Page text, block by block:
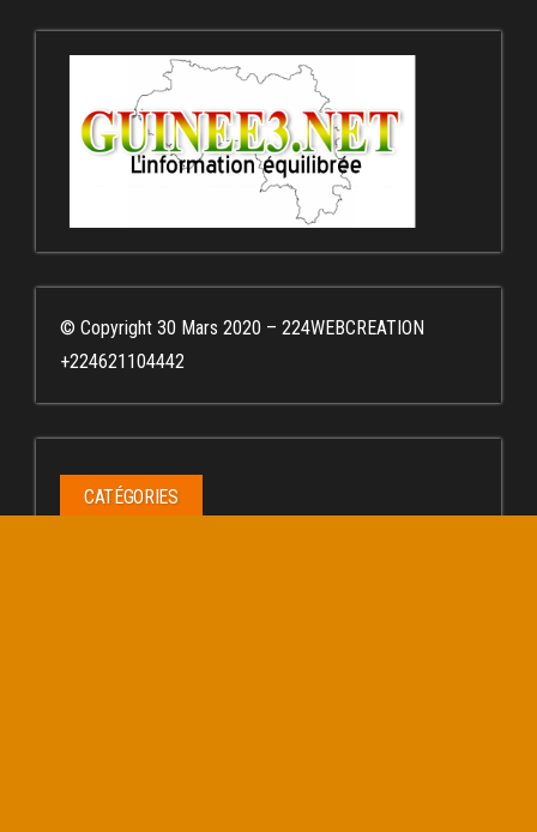
© Copyright 30 Mars 2020 – 224WEBCREATION
+224621104442
CATÉGORIES